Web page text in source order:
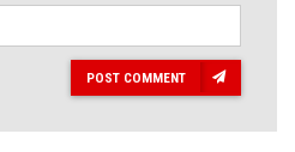
POST COMMENT